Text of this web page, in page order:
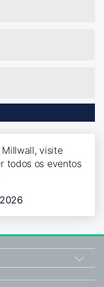
visite
todos os eventos